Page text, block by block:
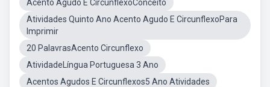
Acento Agudo E CircunflexoConceito
Atividades Quinto Ano Acento Agudo E CircunflexoPara
Imprimir
20 PalavrasAcento Circunflexo
AtividadeLíngua Portuguesa 3 Ano
Acentos Agudos E Circunflexos5 Ano Atividades